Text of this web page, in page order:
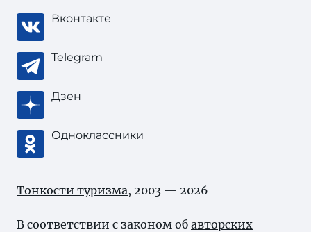
Вконтакте
Telegram
Дзен
Одноклассники
Тонкости туризма, 2003 — 2026
В соответствии с законом об авторских